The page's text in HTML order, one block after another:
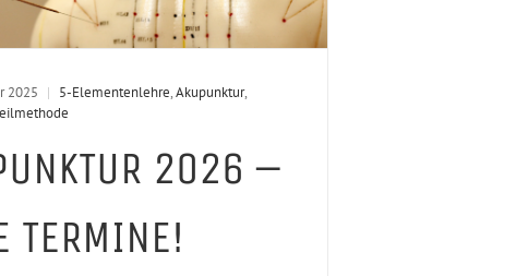
2025 | 5-Elementenlehre,Akupunktur,
2026 –
TERMINE!